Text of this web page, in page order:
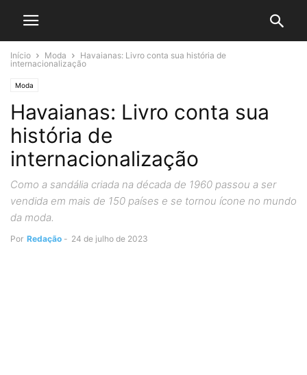
Início Moda
Havaianas: Livro conta sua história de
internacionalização
Moda
Havaianas: Livro conta sua
história de
internacionalização
Como a sandália criada na década de 1960 passou a ser
vendida em mais de 150 países e se tornou ícone no mundo
da moda.
Por Redação - 24 de julho de 2023